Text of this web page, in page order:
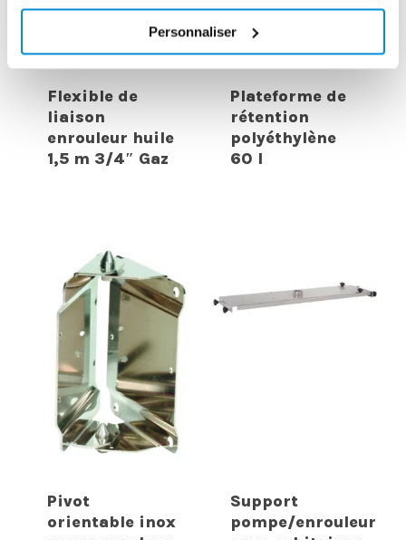
Personnaliser
Flexible de
liaison
enrouleur huile
1,5 m 3/4″ Gaz
Plateforme de
rétention
polyéthylène
60 l
Pivot
orientable inox
Support
pompe/enrouleur